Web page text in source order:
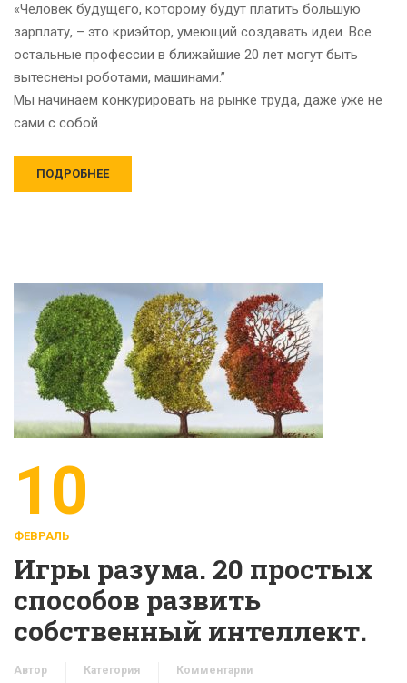
«Человек будущего, которому будут платить большую
зарплату, – это криэйтор, умеющий создавать идеи. Все
остальные профессии в ближайшие 20 лет могут быть
вытеснены роботами, машинами.”
Мы начинаем конкурировать на рынке труда, даже уже не
сами с собой.
ПОДРОБНЕЕ
10
ФЕВРАЛЬ
Игры разума. 20 простых
способов развить
собственный интеллект.
Автор
Категория
Комментарии